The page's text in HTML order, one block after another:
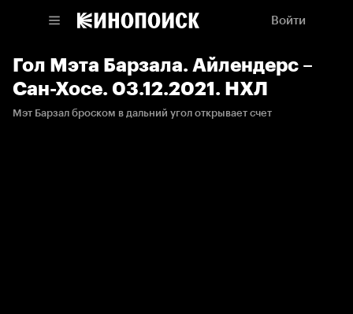
Войти
Гол Мэта Барзала. Айлендерс –
Сан-Хосе. 03.12.2021. НХЛ
Мэт Барзал броском в дальний угол открывает счет